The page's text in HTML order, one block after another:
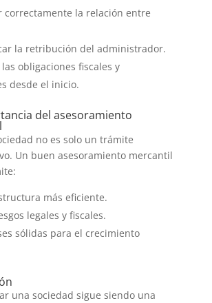
correctamente la relación entre
la retribución del administrador.
obligaciones fiscales y
desde el inicio.
del asesoramiento
no es solo un trámite
Un buen asesoramiento mercantil
más eficiente.
legales y fiscales.
sólidas para el crecimiento
una sociedad sigue siendo una